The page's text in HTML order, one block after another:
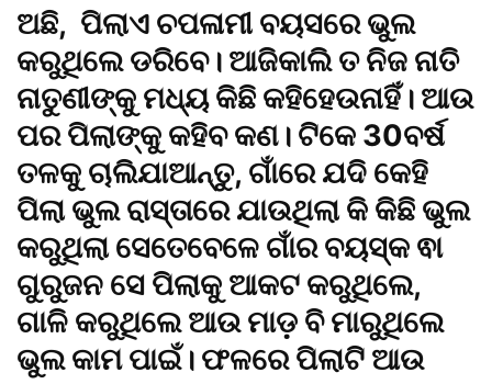
ଅଛି, ପିଲାଏ ଚପଳାମୀ ବୟସରେ ଭୁଲ
କରୁଥିଲେ ଡରିବେ। ଆଜିକାଲି ତ ନିଜ ନାତି
ନାତୁଣୀଙ୍କୁ ମଧ୍ୟ କିଛି କହିହେଉନାହିଁ। ଆଉ
ପର ପିଲାଙ୍କୁ କହିବ କଣ। ଟିକେ 30ବର୍ଷ
ତଳକୁ ଚାଲିଯାଆନ୍ତୁ, ଗାଁରେ ଯଦି କେହି
ପିଲା ଭୁଲ ରାସ୍ତାରେ ଯାଉଥିଲା କି କିଛି ଭୁଲ
କରୁଥିଲା ସେତେବେଳେ ଗାଁର ବୟସ୍କ ଵା
ଗୁରୁଜନ ସେ ପିଲାକୁ ଆକଟ କରୁଥିଲେ,
ଗାଳି କରୁଥିଲେ ଆଉ ମାଡ଼ ବି ମାରୁଥିଲେ
ଭୁଲ କାମ ପାଇଁ। ଫଳରେ ପିଲାଟି ଆଉ